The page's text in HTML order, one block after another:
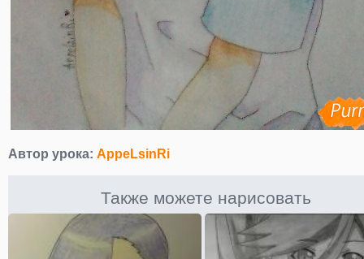
Автор урока: AppeLsinRi
Также можете нарисовать